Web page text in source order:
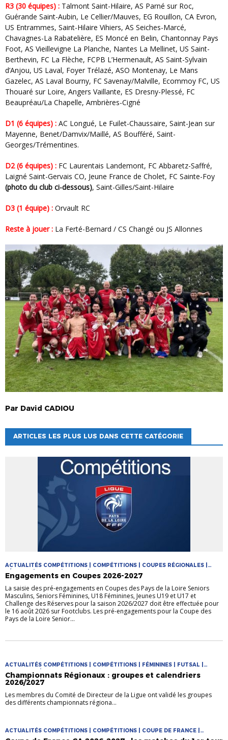
R3 (30 équipes) : Talmont Saint-Hilaire, AS Parné sur Roc,
Guérande Saint-Aubin, Le Cellier/Mauves, EG Rouillon, CA Evron,
US Entrammes, Saint-Hilaire Vihiers, AS Seiches-Marcé,
Chavagnes-La Rabatelière, ES Moncé en Belin, Chantonnay Pays
Foot, AS Vieillevigne La Planche, Nantes La Mellinet, US Saint-
Berthevin, FC La Flèche, FCPB L’Hermenault, AS Saint-Sylvain
d’Anjou, US Laval, Foyer Trélazé, ASO Montenay, Le Mans
Gazelec, AS Laval Bourny, FC Savenay/Malville, Ecommoy FC, US
Thouaré sur Loire, Angers Vaillante, ES Dresny-Plessé, FC
Beaupréau/La Chapelle, Ambrières-Cigné
D1 (6 équipes) : AC Longué, Le Fuilet-Chaussaire, Saint-Jean sur
Mayenne, Benet/Damvix/Maillé, AS Boufféré, Saint-
Georges/Trémentines.
D2 (6 équipes) : FC Laurentais Landemont, FC Abbaretz-Saffré,
Laigné Saint-Gervais CO, Jeune France de Cholet, FC Sainte-Foy
(photo du club ci-dessous), Saint-Gilles/Saint-Hilaire
D3 (1 équipe) : Orvault RC
Reste à jouer : La Ferté-Bernard / CS Changé ou JS Allonnes
Par David CADIOU
ARTICLES LES PLUS LUS DANS CETTE CATÉGORIE
ACTUALITÉS COMPÉTITIONS | COMPÉTITIONS | COUPES RÉGIONALES |
FÉMININE | FUTSAL | JEUNES | MASCULIN
Engagements en Coupes 2026-2027
La saisie des pré-engagements en Coupes des Pays de la Loire Seniors
Masculins, Seniors Féminines, U18 Féminines, Jeunes U19 et U17 et
Challenge des Réserves pour la saison 2026/2027 doit être effectuée pour
le 16 août 2026 sur Footclubs. Les pré-engagements pour la Coupe des
Pays de la Loire Senior...
ACTUALITÉS COMPÉTITIONS | COMPÉTITIONS | FÉMININES | FUTSAL |
PRATIQUES | PRATIQUES JEUNES
Championnats Régionaux : groupes et calendriers
2026/2027
Les membres du Comité de Directeur de la Ligue ont validé les groupes
des différents championnats régiona...
ACTUALITÉS COMPÉTITIONS | COMPÉTITIONS | COUPE DE FRANCE |
COUPES NATIONALES